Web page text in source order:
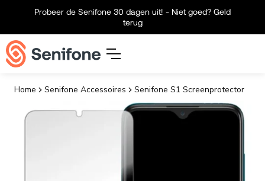
Meteen naar de content
Probeer de Senifone 30 dagen uit! - Niet goed? Geld
terug
Home Senifone Accessoires Senifone S1 Screenprotector